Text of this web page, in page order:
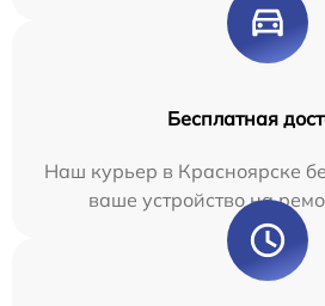
Бесплатная
Наш курьер в Красноярске
ваше устройство на